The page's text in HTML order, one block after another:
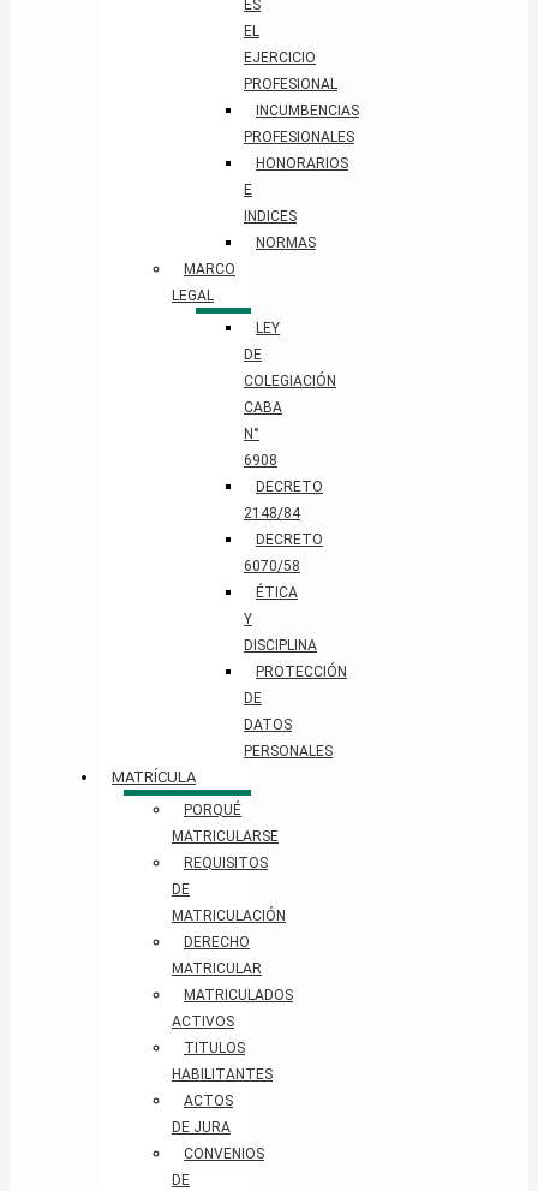
ES
EL
EJERCICIO
PROFESIONAL
INCUMBENCIAS
PROFESIONALES
HONORARIOS
E
INDICES
NORMAS
MARCO
LEGAL
LEY
DE
COLEGIACIÓN
CABA
N°
6908
DECRETO
2148/84
DECRETO
6070/58
ÉTICA
Y
DISCIPLINA
PROTECCIÓN
DE
DATOS
PERSONALES​
MATRÍCULA
PORQUÉ
MATRICULARSE
REQUISITOS
DE
MATRICULACIÓN
DERECHO
MATRICULAR
MATRICULADOS
ACTIVOS
TITULOS
HABILITANTES
ACTOS
DE JURA
CONVENIOS
DE